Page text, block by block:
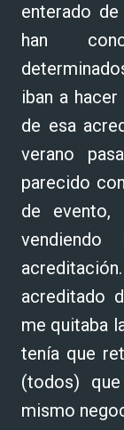
enterado
han
iban a
de esa
verano
parecido
de
acreditado
me quitaba
tenía que
(todos)
mismo